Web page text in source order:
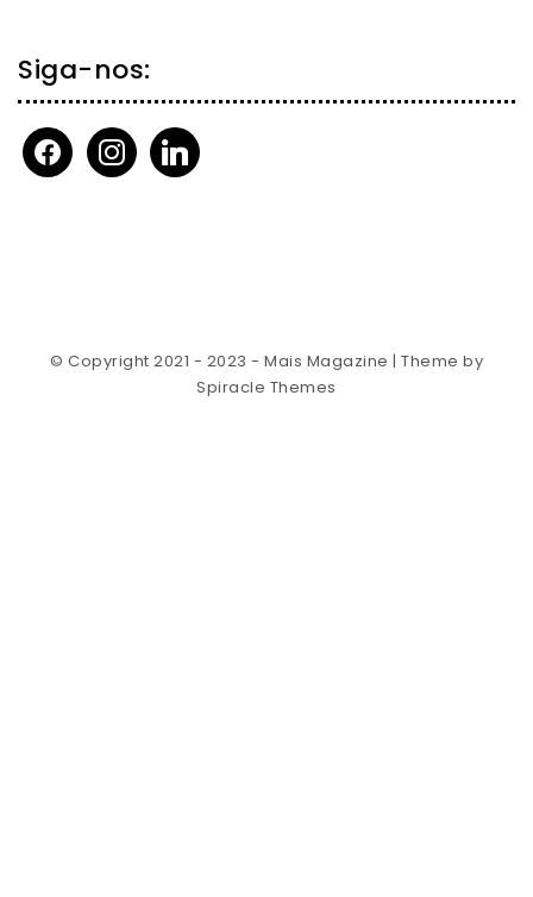
Siga-nos:
facebookinstagramlinkedin
© Copyright 2021 - 2023 - Mais Magazine | Theme by
Spiracle Themes